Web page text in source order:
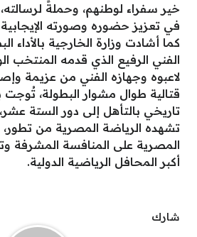
خير سفراء لوطنهم، وحملةً
في تعزيز حضوره وصورته الإيجابية
كما أشادت وزارة الخارجية بالأداء
الفني الرفيع الذي قدمه المنتخب
لاعبوه وجهازه الفني من عزيمة
قتالية طوال مشوار البطولة، تُوجت
تاريخي بالتأهل إلى دور الستة
تشهده الرياضة المصرية من تطور،
المصرية على المنافسة المشرفة
أكبر المحافل الرياضية الدولية.
شارك